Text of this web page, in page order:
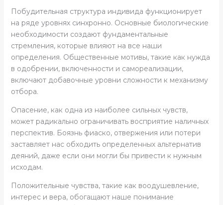
Побудительная структура индивида функционирует
на ряде уровнях синхронно. Основные биологические
необходимости создают фундаментальные
стремления, которые влияют на все наши
определения. Общественные мотивы, такие как нужда
в одобрении, включенности и самореализации,
включают добавочные уровни сложности к механизму
отбора.
Опасение, как одна из наиболее сильных чувств,
может радикально ограничивать восприятие наличных
перспектив. Боязнь фиаско, отвержения или потери
заставляет нас обходить определенных альтернатив
деяний, даже если они могли бы привести к нужным
исходам.
Положительные чувства, такие как воодушевление,
интерес и вера, обогащают наше понимание